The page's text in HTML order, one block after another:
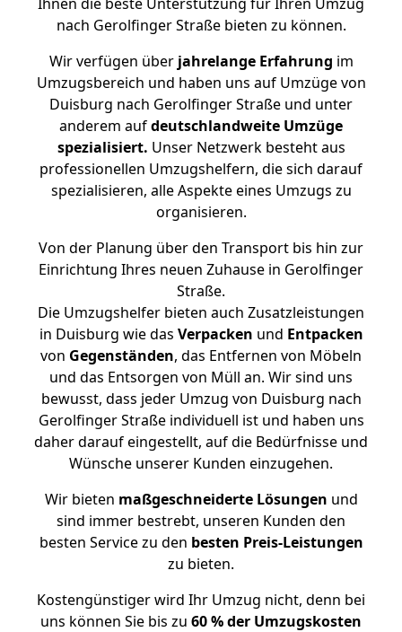
nach Gerolfinger Straße bieten zu können.
Wir verfügen überjahrelange Erfahrung im
Umzugsbereich und haben uns auf Umzüge von
Duisburg nach Gerolfinger Straße und unter
anderem aufdeutschlandweite Umzüge
spezialisiert. Unser Netzwerk besteht aus
professionellen Umzugshelfern, die sich darauf
spezialisieren, alle Aspekte eines Umzugs zu
organisieren.
Von der Planung über den Transport bis hin zur
Einrichtung Ihres neuen Zuhause in Gerolfinger
Straße.
Die Umzugshelfer bieten auch Zusatzleistungen
in Duisburg wie das Verpacken und Entpacken
von Gegenständen, das Entfernen von Möbeln
und das Entsorgen von Müll an. Wir sind uns
bewusst, dass jeder Umzug von Duisburg nach
Gerolfinger Straße individuell ist und haben uns
daher darauf eingestellt, auf die Bedürfnisse und
Wünsche unserer Kunden einzugehen.
Wir bieten maßgeschneiderte Lösungen und
sind immer bestrebt, unseren Kunden den
besten Service zu den besten Preis-Leistungen
zu bieten.
Kostengünstiger wird Ihr Umzug nicht, denn bei
uns können Sie bis zu 60 % der Umzugskosten